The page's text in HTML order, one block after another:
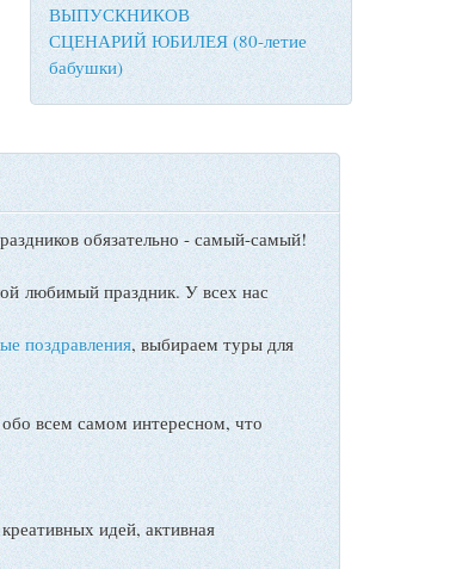
ВЫПУСКНИКОВ
СЦЕНАРИЙ ЮБИЛЕЯ (80-летие
бабушки)
обязательно - самый-самый!
любимый праздник. У всех нас
поздравления, выбираем туры для
всем самом интересном, что
идей, активная